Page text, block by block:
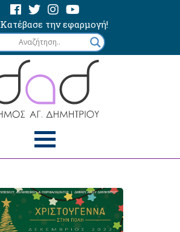
Κατέβασε την εφαρμογή!